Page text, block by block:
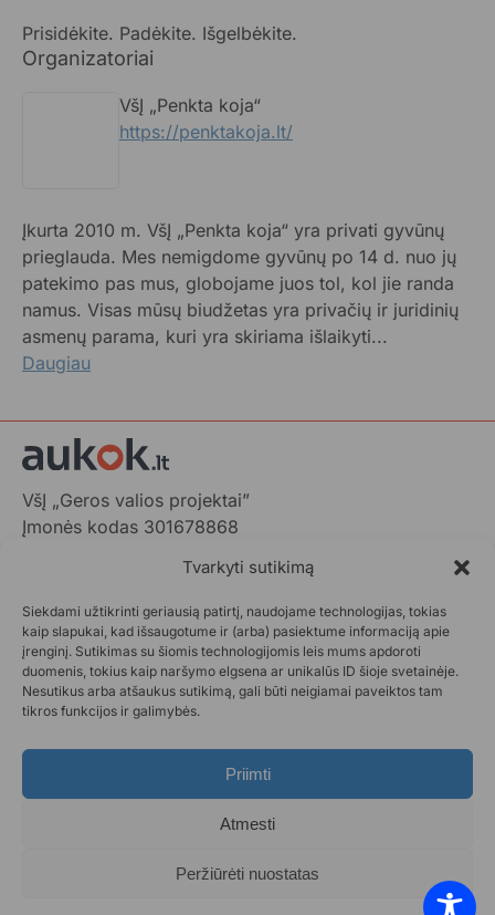
Tvarkyti sutikimą
Siekdami užtikrinti geriausią patirtį, naudojame technologijas, tokias
kaip slapukai, kad išsaugotume ir (arba) pasiektume informaciją apie
įrenginį. Sutikimas su šiomis technologijomis leis mums apdoroti
duomenis, tokius kaip naršymo elgsena ar unikalūs ID šioje svetainėje.
Nesutikus arba atšaukus sutikimą, gali būti neigiamai paveiktos tam
tikros funkcijos ir galimybės.
Priimti
Atmesti
Peržiūrėti nuostatas
Prisidėkite. Padėkite. Išgelbėkite.
Organizatoriai
VšĮ „Penkta koja“
https://penktakoja.lt/
Įkurta 2010 m. VšĮ „Penkta koja“ yra privati gyvūnų
prieglauda. Mes nemigdome gyvūnų po 14 d. nuo jų
patekimo pas mus, globojame juos tol, kol jie randa
namus. Visas mūsų biudžetas yra privačių ir juridinių
asmenų parama, kuri yra skiriama išlaikyti...
Daugiau
VšĮ „Geros valios projektai”
Įmonės kodas 301678868
LT-01103 Vilnius, Lietuva
+370 602 31001,info@aukok.lt
+370 698 24305 (verslo partnerystėms)
Kontaktai
Aukok.lt taisyklės
Paraiškos pateikimas